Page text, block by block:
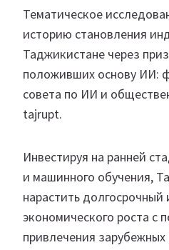
Тематическое
историю становления
Таджикистане через
положивших основу ИИ:
совета по ИИ и
tajrupt.
Инвестируя на ранней
и машинного обучения,
нарастить долгосрочный
экономического роста с
привлечения